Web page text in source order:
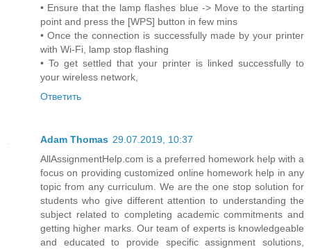
• Ensure that the lamp flashes blue -> Move to the starting
point and press the [WPS] button in few mins
• Once the connection is successfully made by your printer
with Wi-Fi, lamp stop flashing
• To get settled that your printer is linked successfully to
your wireless network,
Ответить
Adam Thomas 29.07.2019, 10:37
AllAssignmentHelp.com is a preferred homework help with a
focus on providing customized online homework help in any
topic from any curriculum. We are the one stop solution for
students who give different attention to understanding the
subject related to completing academic commitments and
getting higher marks. Our team of experts is knowledgeable
and educated to provide specific assignment solutions,